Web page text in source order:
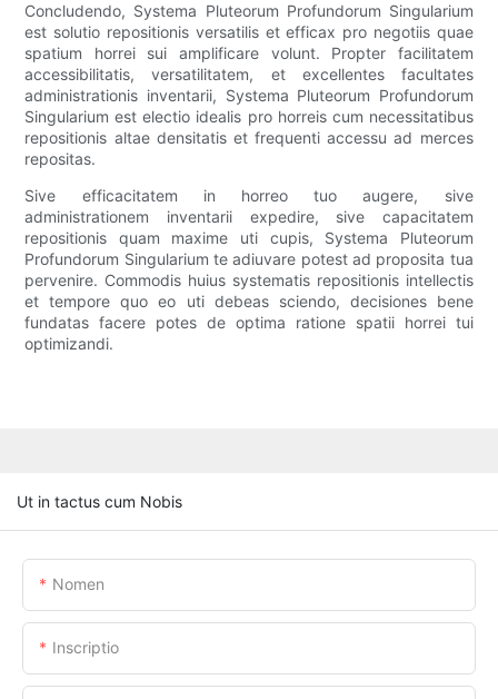
Concludendo, Systema Pluteorum Profundorum Singularium
est solutio repositionis versatilis et efficax pro negotiis quae
spatium horrei sui amplificare volunt. Propter facilitatem
accessibilitatis, versatilitatem, et excellentes facultates
administrationis inventarii, Systema Pluteorum Profundorum
Singularium est electio idealis pro horreis cum necessitatibus
repositionis altae densitatis et frequenti accessu ad merces
repositas.
Sive efficacitatem in horreo tuo augere, sive
administrationem inventarii expedire, sive capacitatem
repositionis quam maxime uti cupis, Systema Pluteorum
Profundorum Singularium te adiuvare potest ad proposita tua
pervenire. Commodis huius systematis repositionis intellectis
et tempore quo eo uti debeas sciendo, decisiones bene
fundatas facere potes de optima ratione spatii horrei tui
optimizandi.
Ut in tactus cum Nobis
Nomen
Inscriptio